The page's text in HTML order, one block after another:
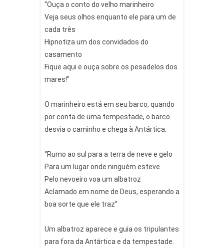
“Ouça o conto do velho marinheiro
Veja seus olhos enquanto ele para um de
cada três
Hipnotiza um dos convidados do
casamento
Fique aqui e ouça sobre os pesadelos dos
mares!”
O marinheiro está em seu barco, quando
por conta de uma tempestade, o barco
desvia o caminho e chega à Antártica.
“Rumo ao sul para a terra de neve e gelo
Para um lugar onde ninguém esteve
Pelo nevoeiro voa um albatroz
Aclamado em nome de Deus, esperando a
boa sorte que ele traz”
Um albatroz aparece e guia os tripulantes
para fora da Antártica e da tempestade.